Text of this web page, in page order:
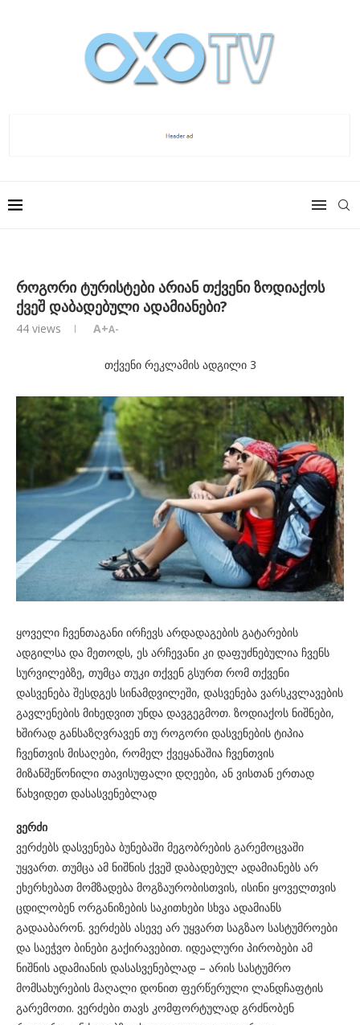
როგორი ტურისტები არიან თქვენი ზოდიაქოს
ქვეშ დაბადებული ადამიანები?
44 views A+A-
თქვენი რეკლამის ადგილი 3
ყოველი ჩვენთაგანი ირჩევს არდადაგების გატარების
ადგილსა და მეთოდს, ეს არჩევანი კი დაფუძნებულია ჩვენს
სურვილებზე, თუმცა თუკი თქვენ გსურთ რომ თქვენი
დასვენება შესდგეს სინამდვილეში, დასვენება ვარსკვლავების
გავლენების მიხედვით უნდა დავგეგმოთ. ზოდიაქოს ნიშნები,
ხშირად განსაზღვრავენ თუ როგორი დასვენების ტიპია
ჩვენთვის მისაღები, რომელ ქვეყანაშია ჩვენთვის
მიზანშეწონილი თავისუფალი დღეები, ან ვისთან ერთად
წახვიდეთ დასასვენებლად
ვერძი
ვერძებს დასვენება ბუნებაში მეგობრების გარემოცვაში
უყვართ. თუმცა ამ ნიშნის ქვეშ დაბადებულ ადამიანებს არ
ეხერხებათ მომზადება მოგზაურობისთვის, ისინი ყოველთვის
ცდილობენ ორგანიზების საკითხები სხვა ადამიანს
გადააბარონ. ვერძებს ასევე არ უყვართ საგზაო სასტუმროები
და საეჭვო ბინები გაქირავებით. იდეალური პირობები ამ
ნიშნის ადამიანის დასასვენებლად – არის სასტუმრო
მომსახურების მაღალი დონით ფერწერული ლანდჩაფტის
გარემოთი. ვერძები თავს კომფორტულად გრძნობენ